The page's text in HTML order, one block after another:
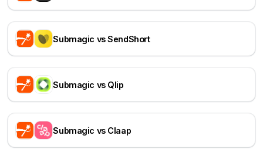
Submagic vs SendShort
Submagic vs Qlip
Submagic vs Claap